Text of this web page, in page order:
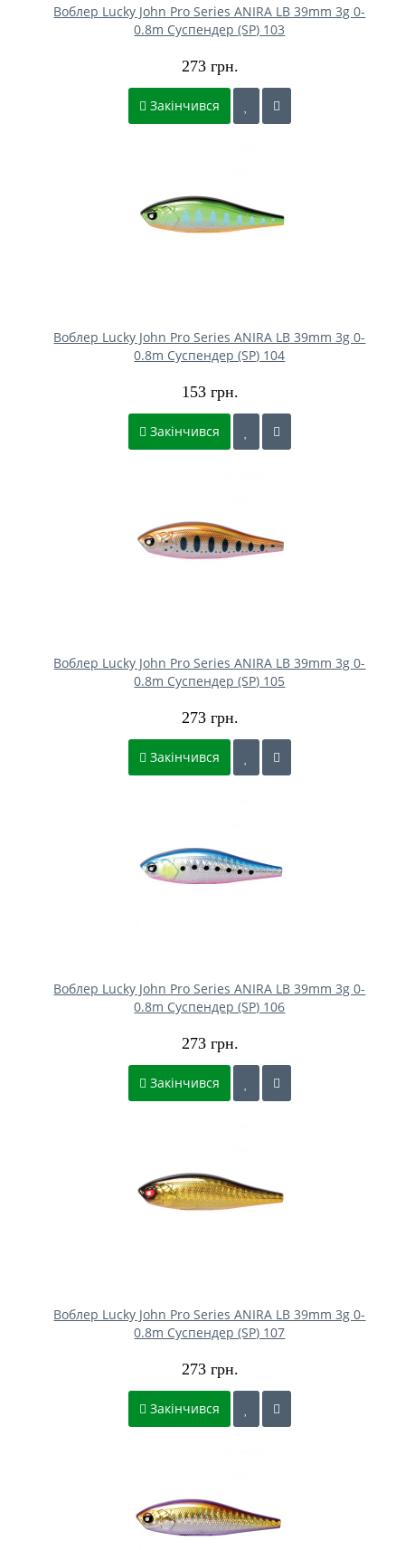
Воблер Lucky John Pro Series ANIRA LB 39mm 3g 0-
0.8m Cуспендер (SP) 103
273 грн.
Закінчився
Воблер Lucky John Pro Series ANIRA LB 39mm 3g 0-
0.8m Cуспендер (SP) 104
153 грн.
Закінчився
Воблер Lucky John Pro Series ANIRA LB 39mm 3g 0-
0.8m Cуспендер (SP) 105
273 грн.
Закінчився
Воблер Lucky John Pro Series ANIRA LB 39mm 3g 0-
0.8m Cуспендер (SP) 106
273 грн.
Закінчився
Воблер Lucky John Pro Series ANIRA LB 39mm 3g 0-
0.8m Cуспендер (SP) 107
273 грн.
Закінчився